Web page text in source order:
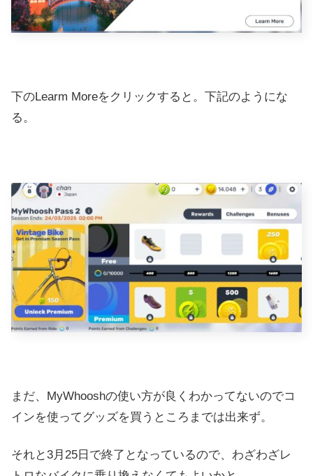
下のLearm Moreをクリックすると。下記のようにな
る。
まだ、MyWhooshの使い方が良くわかってないのでコ
インを使ってグッズを買うところまでは出来ず。
それと3月25日で終了となっているので、わざわざレ